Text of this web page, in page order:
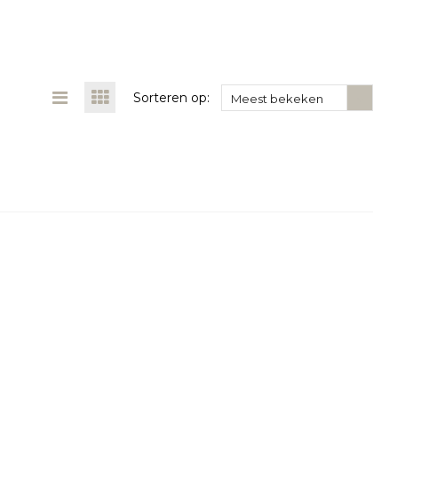
Sorteren op: Meest bekeken